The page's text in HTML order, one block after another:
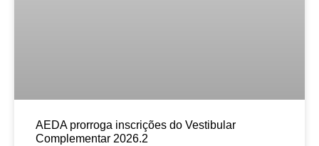
AEDA prorroga inscrições do Vestibular
Complementar 2026.2